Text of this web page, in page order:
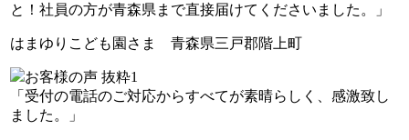
と！社員の方が青森県まで直接届けてくださいました。」
はまゆりこども園さま 青森県三戸郡階上町
「受付の電話のご対応からすべてが素晴らしく、感激致し
ました。」